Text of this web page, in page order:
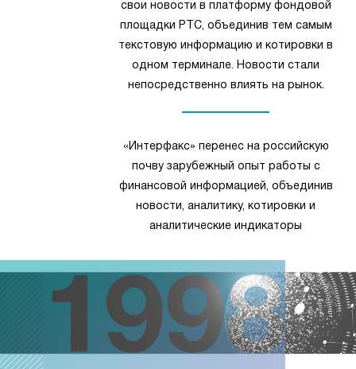
свои новости в платформу фондовой
площадки РТС, объединив тем самым
текстовую информацию и котировки в
одном терминале. Новости стали
непосредственно влиять на рынок.
«Интерфакс» перенес на российскую
почву зарубежный опыт работы с
финансовой информацией, объединив
новости, аналитику, котировки и
аналитические индикаторы